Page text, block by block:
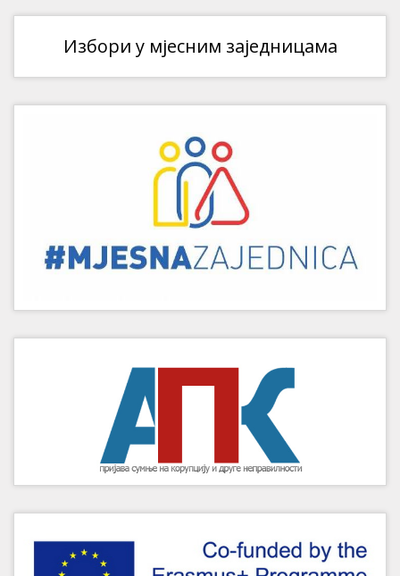
Избори у мјесним заједницама